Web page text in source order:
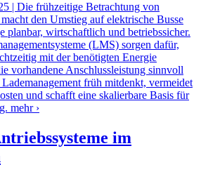
| Die frühzeitige Betrachtung von
den Umstieg auf elektrische Busse
planbar, wirtschaftlich und betriebssicher.
(LMS) sorgen dafür,
mit der benötigten Energie
vorhandene Anschlussleistung sinnvoll
früh mitdenkt, vermeidet
und schafft eine skalierbare Basis für
mehr ›
im